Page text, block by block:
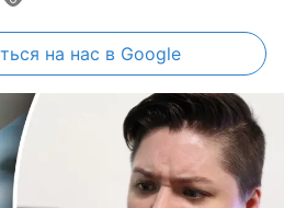
на нас в Google